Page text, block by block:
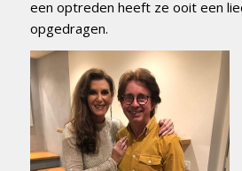
een optreden heeft ze ooit een
opgedragen.